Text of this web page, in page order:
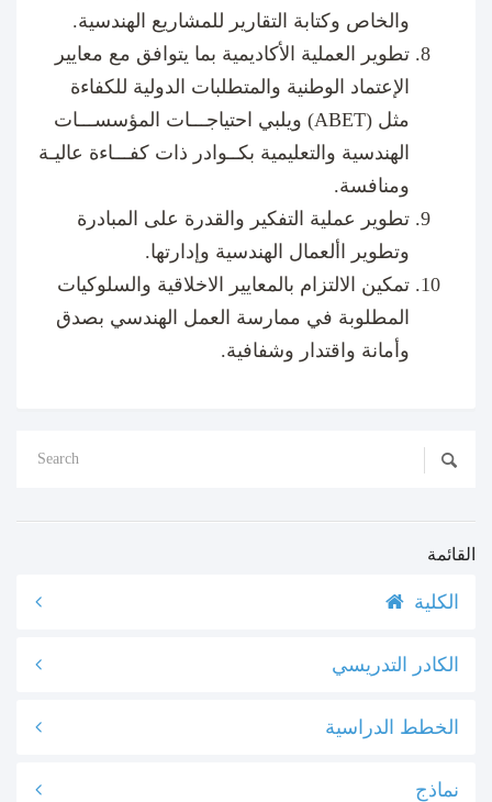
والخاص وكتابة التقارير للمشاريع الهندسية.
تطوير العملية الأكاديمية بما يتوافق مع معايير
الإعتماد الوطنية والمتطلبات الدولية للكفاءة
مثل (ABET) ويلبي احتياجـــات المؤسســـات
الهندسية والتعليمية بكــوادر ذات كفـــاءة عاليـة
ومنافسة.
تطوير عملية التفكير والقدرة على المبادرة
وتطوير األعمال الهندسية وإدارتها.
تمكين الالتزام بالمعايير الاخلاقية والسلوكيات
المطلوبة في ممارسة العمل الهندسي بصدق
وأمانة واقتدار وشفافية.
القائمة
الكلية
الكادر التدريسي
الخطط الدراسية
نماذج